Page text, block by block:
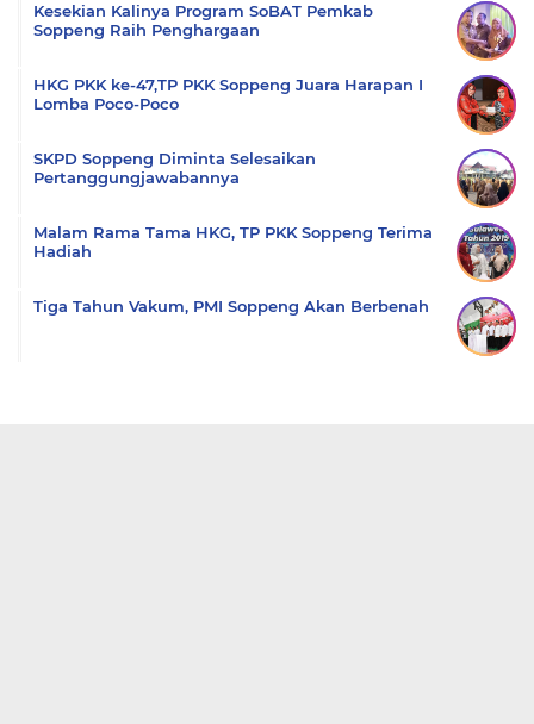
Kesekian Kalinya Program SoBAT Pemkab
Soppeng Raih Penghargaan
HKG PKK ke-47,TP PKK Soppeng Juara Harapan I
Lomba Poco-Poco
SKPD Soppeng Diminta Selesaikan
Pertanggungjawabannya
Malam Rama Tama HKG, TP PKK Soppeng Terima
Hadiah
Tiga Tahun Vakum, PMI Soppeng Akan Berbenah